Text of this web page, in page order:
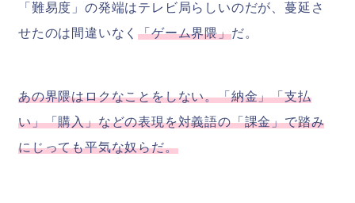
「難易度」の発端はテレビ局らしいのだが、蔓延さ
せたのは間違いなく「ゲーム界隈」だ。
あの界隈はロクなことをしない。「納金」「支払
い」「購入」などの表現を対義語の「課金」で踏み
にじっても平気な奴らだ。